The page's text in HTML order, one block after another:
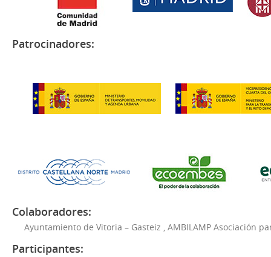
Patrocinadores:
Colaboradores:
Ayuntamiento de Vitoria – Gasteiz , AMBILAMP Asociación
Participantes: